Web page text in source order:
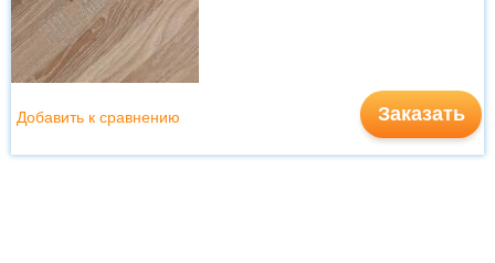
Заказать
Добавить к сравнению